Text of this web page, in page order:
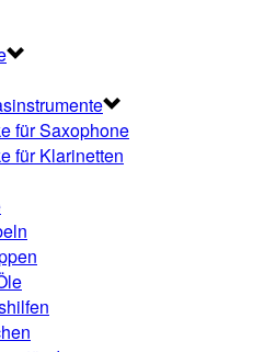
für Saxophone
für Klarinetten